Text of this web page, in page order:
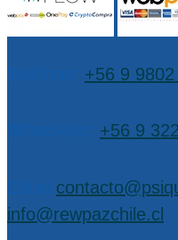
+56 9
+56 9
info@rewpazchile.cl